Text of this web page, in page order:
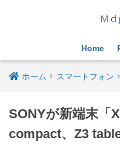
Home
ホーム スマートフォン
SONYが新端末「
compact、Z3